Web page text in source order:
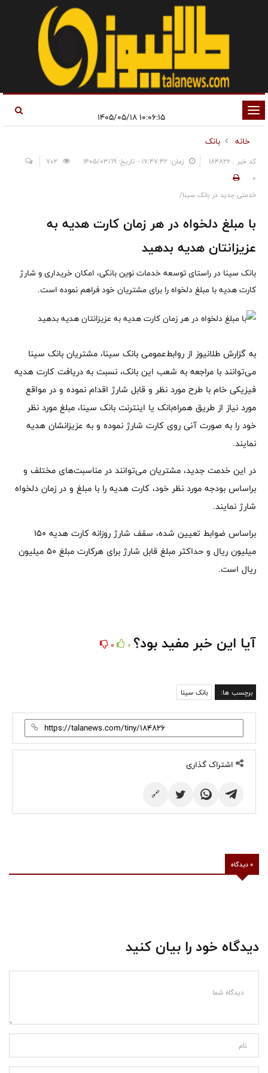
تغییر
وضعیت
ناوبری
خانه
بانک
کد خبر : 184826 زمان: ۱۷:۴۷:۴۲ - تاریخ: ۱۴۰۵/۰۳/۱۹
0
خدمتی جدید در بانک سینا/
با مبلغ دلخواه در هر زمان کارت هدیه به
عزیزانتان هدیه بدهید
بانک سینا در راستای توسعه خدمات نوین بانکی، امکان خریداری و شارژ
کارت هدیه با مبلغ دلخواه را برای مشتریان خود فراهم نموده است.
به گزارش طلانیوز از روابط‌عمومی بانک سینا، مشتریان بانک سینا
می‌توانند با مراجعه به شعب این بانک، نسبت به دریافت کارت هدیه
فیزیکی خام با طرح مورد نظر و قابل شارژ اقدام نموده و در مواقع
مورد نیاز از طریق همراه‌بانک یا اینترنت بانک سینا، مبلغ مورد نظر
خود را به صورت آنی روی کارت شارژ نموده و به عزیزانشان هدیه
نمایند.
در این خدمت جدید، مشتریان می‌‌توانند در مناسبت‌های مختلف و
براساس بودجه مورد نظر خود، کارت هدیه را با مبلغ و در زمان دلخواه
شارژ نمایند.
براساس ضوابط تعیین شده، سقف شارژ روزانه کارت هدیه 150
میلیون ریال و حداکثر مبلغ قابل شارژ برای هرکارت مبلغ 50 میلیون
ریال است.
آیا این خبر مفید بود؟ 0
0
برچسب ها: بانک سینا
اشتراک گذاری
🔗
0 دیدگاه
دیدگاه خود را بیان کنید